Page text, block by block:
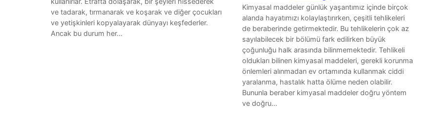
ve tadarak, tırmanarak ve koşarak ve diğer çocukları
ve yetişkinleri kopyalayarak dünyayı keşfederler.
Ancak bu durum her…
Kimyasal maddeler günlük yaşantımız içinde birçok
alanda hayatımızı kolaylaştırırken, çeşitli tehlikeleri
de beraberinde getirmektedir. Bu tehlikelerin çok az
sayılabilecek bir bölümü fark edilirken büyük
çoğunluğu halk arasında bilinmemektedir. Tehlikeli
oldukları bilinen kimyasal maddeleri, gerekli korunma
önlemleri alınmadan ev ortamında kullanmak ciddi
yaralanma, hastalık hatta ölüme neden olabilir.
Bununla beraber kimyasal maddeler doğru yöntem
ve doğru…